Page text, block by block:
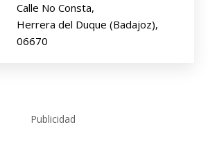
Calle No Consta,
Herrera del Duque (Badajoz),
06670
Publicidad